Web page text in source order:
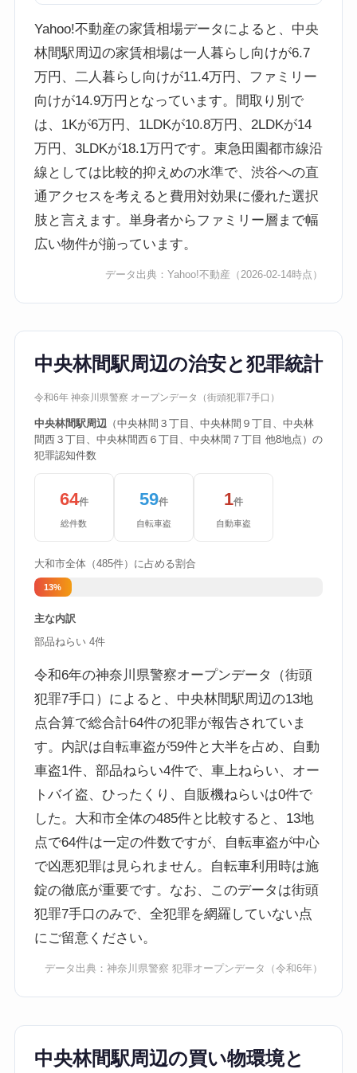
Yahoo!不動産の家賃相場データによると、中央
林間駅周辺の家賃相場は一人暮らし向けが6.7
万円、二人暮らし向けが11.4万円、ファミリー
向けが14.9万円となっています。間取り別で
は、1Kが6万円、1LDKが10.8万円、2LDKが14
万円、3LDKが18.1万円です。東急田園都市線沿
線としては比較的抑えめの水準で、渋谷への直
通アクセスを考えると費用対効果に優れた選択
肢と言えます。単身者からファミリー層まで幅
広い物件が揃っています。
データ出典：Yahoo!不動産 （2026-02-14時点）
中央林間駅周辺の治安と犯罪統計
令和6年 神奈川県警察 オープンデータ（街頭犯罪7手口）
中央林間駅周辺（中央林間３丁目、中央林間９丁目、中央林
間西３丁目、中央林間西６丁目、中央林間７丁目 他8地点）の
犯罪認知件数
64件
総件数
59件
自転車盗
1件
自動車盗
大和市全体（485件）に占める割合
13%
主な内訳
部品ねらい 4件
令和6年の神奈川県警察オープンデータ（街頭
犯罪7手口）によると、中央林間駅周辺の13地
点合算で総合計64件の犯罪が報告されていま
す。内訳は自転車盗が59件と大半を占め、自動
車盗1件、部品ねらい4件で、車上ねらい、オー
トバイ盗、ひったくり、自販機ねらいは0件で
した。大和市全体の485件と比較すると、13地
点で64件は一定の件数ですが、自転車盗が中心
で凶悪犯罪は見られません。自転車利用時は施
錠の徹底が重要です。なお、このデータは街頭
犯罪7手口のみで、全犯罪を網羅していない点
にご留意ください。
データ出典：神奈川県警察 犯罪オープンデータ （令和6年）
中央林間駅周辺の買い物環境と